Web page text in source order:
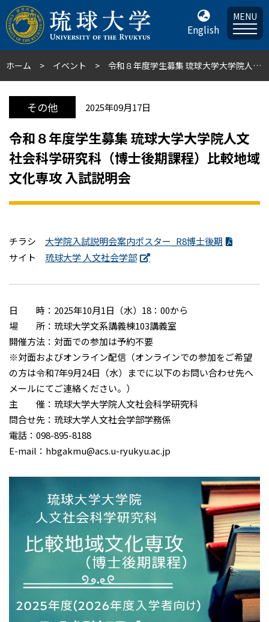
English
MENU
ホーム イベント 令和８年度学生募集 琉球大学大学院人文社会科学研究科（博士後期課程）比較地域文化専攻 入試説明会
その他 2025年09月17日
令和８年度学生募集 琉球大学大学院人文
社会科学研究科（博士後期課程）比較地域
文化専攻 入試説明会
チラシ 大学院入試説明会案内ポスター_R8博士後期
サイト 琉球大学 人文社会学部
日 時：2025年10月1日（水）18：00から
場 所：琉球大学文系講義棟103講義室
開催方法：対面での参加は予約不要
※対面およびオンライン配信（オンラインでの参加をご希望
の方は令和7年9月24日（水）までに以下のお問い合わせ先へ
メールにてご連絡ください。）
主 催：琉球大学大学院人文社会科学研究科
問合せ先：琉球大学人文社会学部学務係
電話：098-895-8188
E-mail：hbgakmu@acs.u-ryukyu.ac.jp